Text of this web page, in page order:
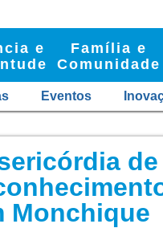
e
Família e
Comunidade
Eventos
Monchique